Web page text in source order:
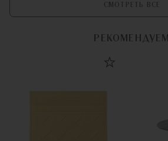
СМОТРЕТЬ ВСЕ
РЕКОМЕНДУЕМ